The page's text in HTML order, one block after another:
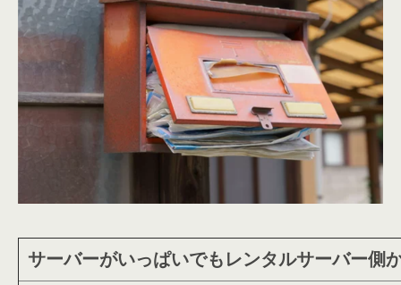
サーバーがいっぱいでもレンタルサーバー側